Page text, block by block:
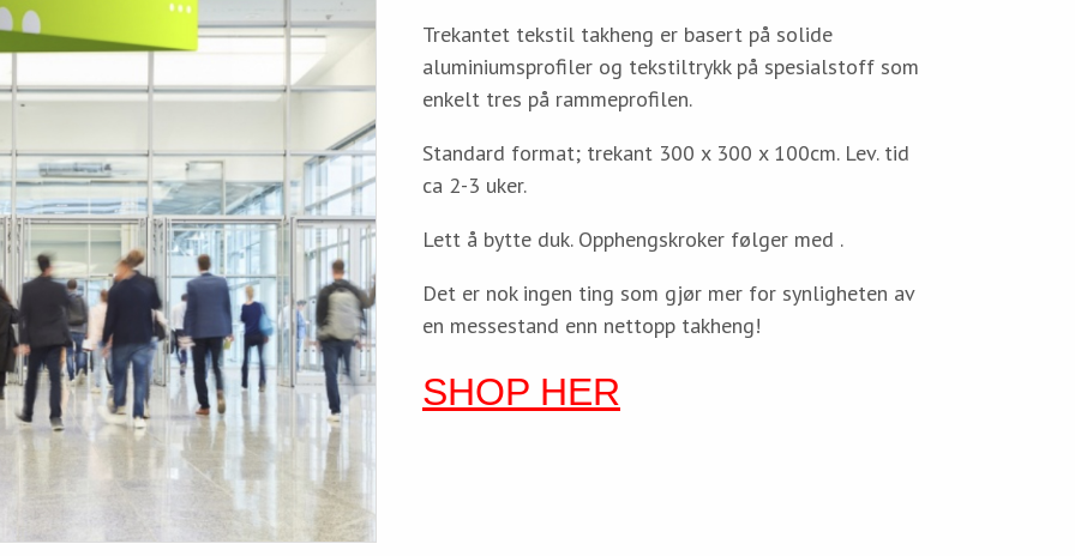
Trekantet tekstil takheng er basert på solide
aluminiumsprofiler og tekstiltrykk på spesialstoff som
enkelt tres på rammeprofilen.
Standard format; trekant 300 x 300 x 100cm. Lev. tid
ca 2-3 uker.
Lett å bytte duk. Opphengskroker følger med .
Det er nok ingen ting som gjør mer for synligheten av
en messestand enn nettopp takheng!
SHOP HER